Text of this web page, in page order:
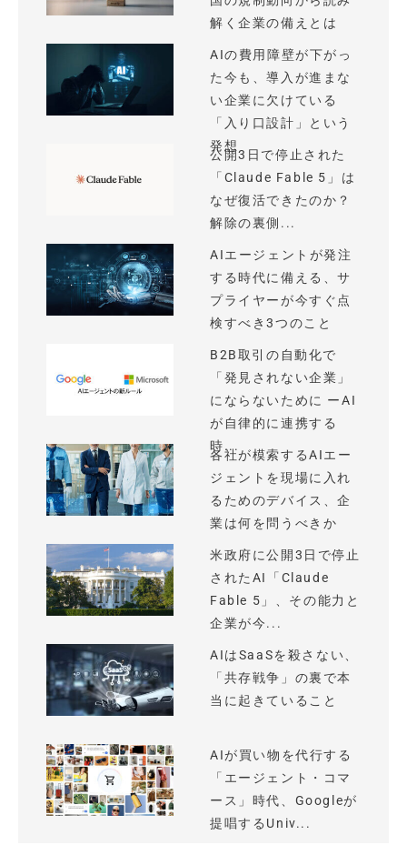
解く企業の備えとは
AIの費用障壁が下がっ
た今も、導入が進まな
い企業に欠けている
「入り口設計」という
発想
公開3日で停止された
「Claude Fable 5」は
なぜ復活できたのか？
解除の裏側...
AIエージェントが発注
する時代に備える、サ
プライヤーが今すぐ点
検すべき3つのこと
B2B取引の自動化で
「発見されない企業」
にならないために ーAI
が自律的に連携する
時...
各社が模索するAIエー
ジェントを現場に入れ
るためのデバイス、企
業は何を問うべきか
米政府に公開3日で停止
されたAI「Claude
Fable 5」、その能力と
企業が今...
AIはSaaSを殺さない、
「共存戦争」の裏で本
当に起きていること
AIが買い物を代行する
「エージェント・コマ
ース」時代、Googleが
提唱するUniv...